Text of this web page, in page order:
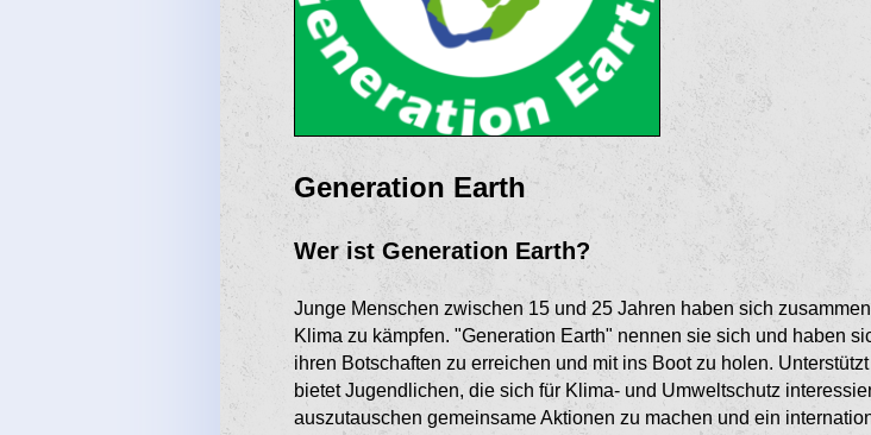
Generation Earth
Wer ist Generation Earth?
Junge Menschen zwischen 15 und 25 Jahren haben sich
Klima zu kämpfen. "Generation Earth" nennen sie sich und haben
ihren Botschaften zu erreichen und mit ins Boot zu holen.
bietet Jugendlichen, die sich für Klima- und Umweltschutz
auszutauschen gemeinsame Aktionen zu machen und ein